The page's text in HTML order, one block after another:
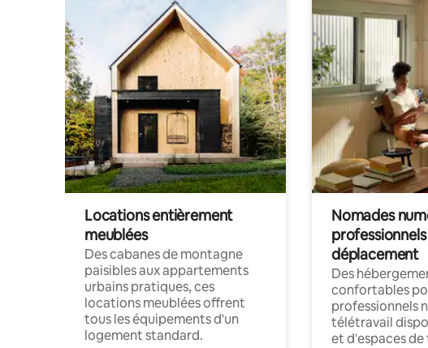
Locations entièrement
meublées
Des cabanes de montagne
paisibles aux appartements
urbains pratiques, ces
locations meublées offrent
tous les équipements d'un
logement standard.
Nomades
déplacement
Des
confortables
professionnels
télétravail
et d'espaces